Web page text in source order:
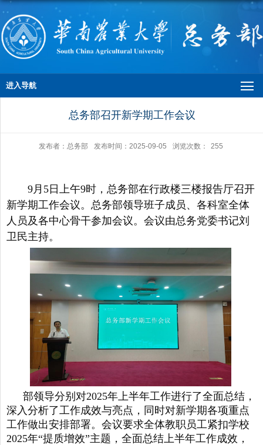
进入导航
总务部召开新学期工作会议
发布者：总务部 发布时间：2025-09-05 浏览次数： 255
9月5日上午9时，总务部在行政楼三楼报告厅召开
新学期工作会议。总务部领导班子成员、各科室全体
人员及各中心骨干参加会议。会议由总务党委书记刘
卫民主持。
部领导分别对2025年上半年工作进行了全面总结，
深入分析了工作成效与亮点，同时对新学期各项重点
工作做出安排部署。会议要求全体教职员工紧扣学校
2025年“提质增效”主题，全面总结上半年工作成效，